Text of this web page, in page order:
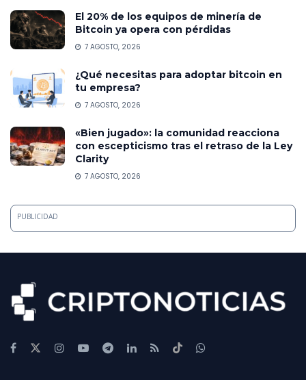
El 20% de los equipos de minería de
Bitcoin ya opera con pérdidas
7 AGOSTO, 2026
¿Qué necesitas para adoptar bitcoin en
tu empresa?
7 AGOSTO, 2026
«Bien jugado»: la comunidad reacciona
con escepticismo tras el retraso de la Ley
Clarity
7 AGOSTO, 2026
PUBLICIDAD